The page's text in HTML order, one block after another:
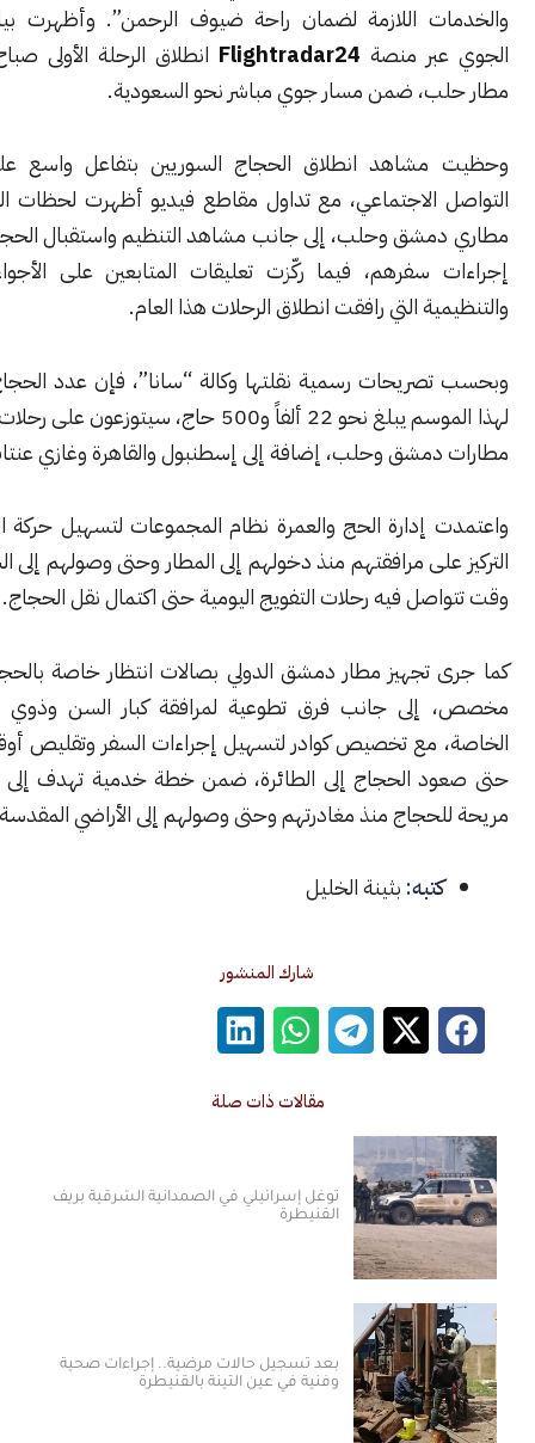
اللازمة لضمان راحة ضيوف الرحمن”. وأظهرت بيانات التتبع
منصةFlightradar24انطلاق الرحلة الأولى صباح اليوم من
ضمن مسار جوي مباشر نحو السعودية.
انطلاق الحجاج السوريين بتفاعل واسع على منصات
الاجتماعي، مع تداول مقاطع فيديو أظهرت لحظات الوداع داخل
وحلب، إلى جانب مشاهد التنظيم واستقبال الحجاج وتسهيل
سفرهم، فيما ركّزت تعليقات المتابعين على الأجواء الإنسانية
التي رافقت انطلاق الرحلات هذا العام.
رسمية نقلتها وكالة “سانا”، فإن عدد الحجاج السوريين
لهذا الموسم يبلغ نحو 22 ألفاً و500 حاج، سيتوزعون على رحلات تنطلق من
وحلب، إضافة إلى إسطنبول والقاهرة وغازي عنتاب.
إدارة الحج والعمرة نظام المجموعات لتسهيل حركة الحجاج، مع
مرافقتهم منذ دخولهم إلى المطار وحتى وصولهم إلى السعودية، في
فيه رحلات التفويج اليومية حتى اكتمال نقل الحجاج.
تجهيز مطار دمشق الدولي بصالات انتظار خاصة بالحجاج ومصلّى
جانب فرق تطوعية لمرافقة كبار السن وذوي الاحتياجات
مع تخصيص كوادر لتسهيل إجراءات السفر وتقليص أوقات الانتظار
الحجاج إلى الطائرة، ضمن خطة خدمية تهدف إلى توفير أجواء
منذ مغادرتهم وحتى وصولهم إلى الأراضي المقدسة.
بثينة الخليل
شارك المنشور
مقالات ذات صلة
توغل إسرائيلي في الصمدانية الشرقية بريف
القنيطرة
بعد تسجيل حالات مرضية.. إجراءات صحية
وفنية في عين التينة بالقنيطرة